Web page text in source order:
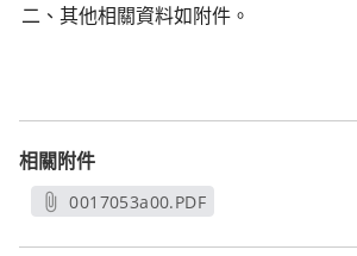
二、其他相關資料如附件。
相關附件
0017053a00.PDF